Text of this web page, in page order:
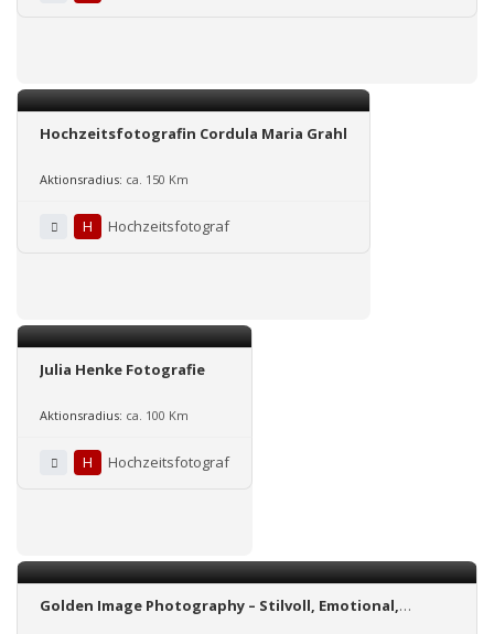
Hochzeitsfotografin Cordula Maria Grahl
Aktionsradius: ca. 150 Km
H Hochzeitsfotograf
Julia Henke Fotografie
Aktionsradius: ca. 100 Km
H Hochzeitsfotograf
Golden Image Photography – Stilvoll, Emotional,